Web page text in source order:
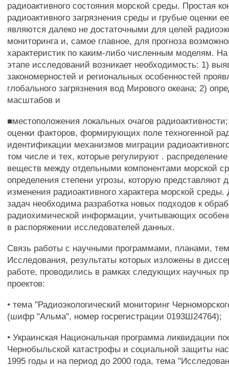
радиоактивного состояния морской среды. Простая
радиоактивного загрязнения среды и грубые оценки
являются далеко не достаточными для целей
мониторинга и, самое главное, для прогноза
характеристик по каким-либо численным моделям.
этапе исследований возникает необходимость: 1)
закономерностей и региональных особенностей
глобального загрязнения вод Мирового океана; 2)
масштабов и
■местоположения локальных очагов
оценки факторов, формирующих поле техногенной
идентификации механизмов миграции
том числе и тех, которые регулируют .
веществ между отдельными компонентами морской
определения степени угрозы, которую представляют
изменения радиоактивного характера морской
задач необходима разработка новых подходов к
радиохимической информации, учитывающих
в распоряжении исследователей данных.
Связь работы с научными программами, планами,
Исследования, результаты которых изложены в
работе, проводились в рамках следующих научных
проектов:
• тема "Радиоэкологический мониторинг
(шифр "Альма", номер госрегистрации 0193Ш24764);
• Украинская Национальная программа ликвидации
Чернобыльской катастрофы и социальной защиты
1995 годы и на период до 2000 года, тема